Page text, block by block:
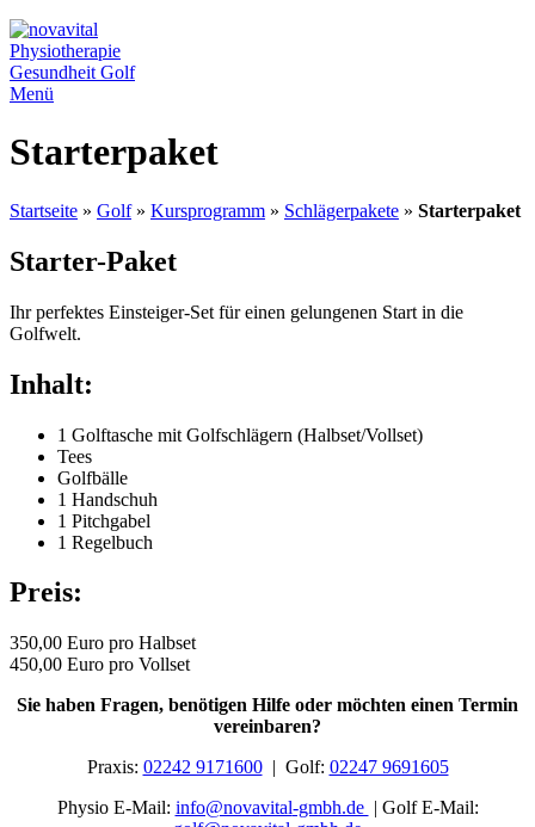
Menü
Starterpaket
Startseite » Golf» Kursprogramm » Schlägerpakete » Starterpaket
Starter-Paket
Ihr perfektes Einsteiger-Set für einen gelungenen Start in die
Golfwelt.
Inhalt:
1 Golftasche mit Golfschlägern (Halbset/Vollset)
Tees
Golfbälle
1 Handschuh
1 Pitchgabel
1 Regelbuch
Preis:
350,00 Euro pro Halbset
450,00 Euro pro Vollset
Sie haben Fragen, benötigen Hilfe oder möchten einen Termin
vereinbaren?
Praxis: 02242 9171600| Golf: 02247 9691605
Physio E-Mail: info@novavital-gmbh.de | Golf E-Mail: